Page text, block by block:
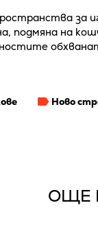
за
подмяна на
Ново
ОЩЕ